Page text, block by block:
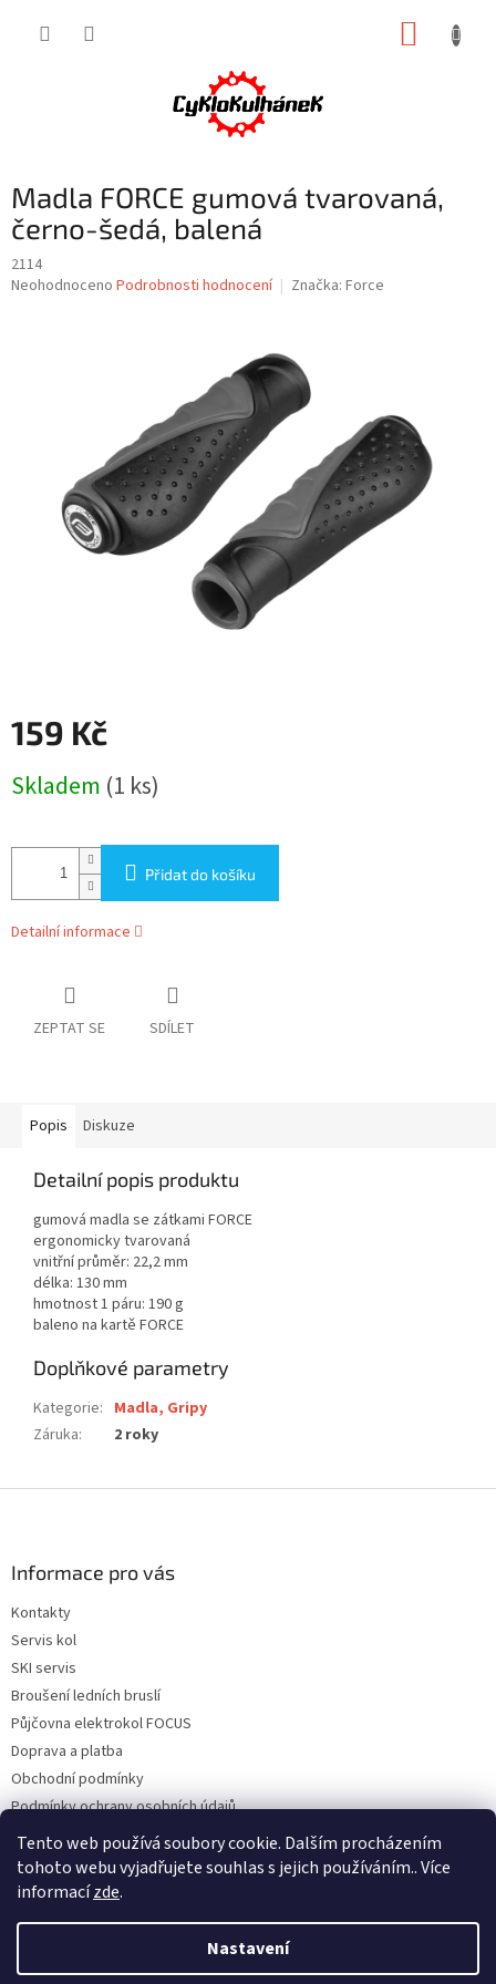
Tento web používá soubory cookie. Dalším procházením
tohoto webu vyjadřujete souhlas s jejich používáním.. Více
informacízde.
Nastavení
Madla FORCE gumová tvarovaná,
černo-šedá, balená
2114
Průměrné
Neohodnoceno Podrobnosti hodnocení Značka: Force
159 Kč
cena:
Skladem (1 ks)
Přidat do košíku
Detailní informace
ZEPTAT SE SDÍLET
Popis Diskuze
Detailní popis produktu
gumová madla se zátkami FORCE
ergonomicky tvarovaná
vnitřní průměr: 22,2 mm
délka: 130 mm
hmotnost 1 páru: 190 g
baleno na kartě FORCE
Doplňkové parametry
Kategorie: Madla, Gripy
Záruka: 2 roky
Informace pro vás
Kontakty
Servis kol
SKI servis
Broušení ledních bruslí
Půjčovna elektrokol FOCUS
Doprava a platba
Obchodní podmínky
Podmínky ochrany osobních údajů
Reklamace a vrácení zboží